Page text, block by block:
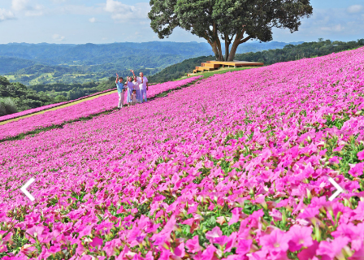
交通アクセス
サービスガイド
牧場で何ができる？
場内マップ
おすすめコース
団体プラン
採用情報